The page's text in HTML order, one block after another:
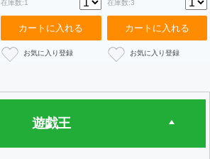
在庫数:1
カートに入れる
在庫数:3
カートに入れる
遊戯王